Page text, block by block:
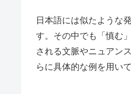
日本語には似たような
す。その中でも「慎む
される文脈やニュアン
らに具体的な例を用い